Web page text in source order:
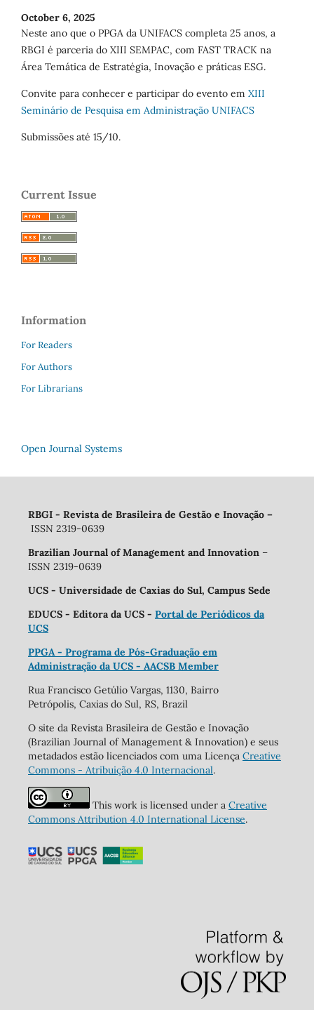
October 6, 2025
Neste ano que o PPGA da UNIFACS completa 25 anos, a
RBGI é parceria do XIII SEMPAC, com FAST TRACK na
Área Temática de Estratégia, Inovação e práticas ESG.
Convite para conhecer e participar do evento em XIII
Seminário de Pesquisa em Administração UNIFACS
Submissões até 15/10.
Current Issue
Information
For Readers
For Authors
For Librarians
Open Journal Systems
RBGI - Revista de Brasileira de Gestão e Inovação –
ISSN 2319-0639
Brazilian Journal of Management and Innovation –
ISSN 2319-0639
UCS - Universidade de Caxias do Sul, Campus Sede
EDUCS - Editora da UCS - Portal de Periódicos da
UCS
PPGA - Programa de Pós-Graduação em
Administração da UCS - AACSB Member
Rua Francisco Getúlio Vargas, 1130, Bairro
Petrópolis, Caxias do Sul, RS, Brazil
O site da Revista Brasileira de Gestão e Inovação
(Brazilian Journal of Management & Innovation) e seus
metadados estão licenciados com uma Licença Creative
Commons - Atribuição 4.0 Internacional.
This work is licensed under a Creative
Commons Attribution 4.0 International License.